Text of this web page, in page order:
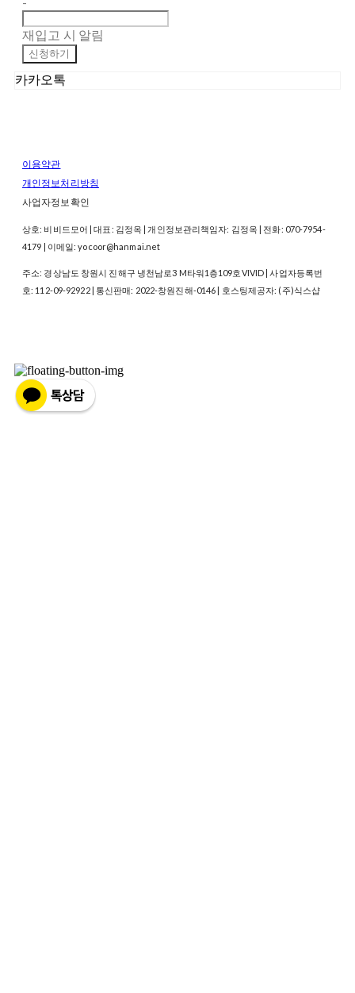
재입고 시 알림
신청하기
카카오톡
이용약관
개인정보처리방침
사업자정보확인
상호: 비비드모어 | 대표: 김정옥 | 개인정보관리책임자: 김정옥 | 전화: 070-7954-
4179 | 이메일: yocoor@hanmai.net
주소: 경상남도 창원시 진해구 냉천남로3 M타워1층109호VIVID | 사업자등록번
호: 112-09-92922| 통신판매: 2022-창원진해-0146 | 호스팅제공자: (주)식스샵